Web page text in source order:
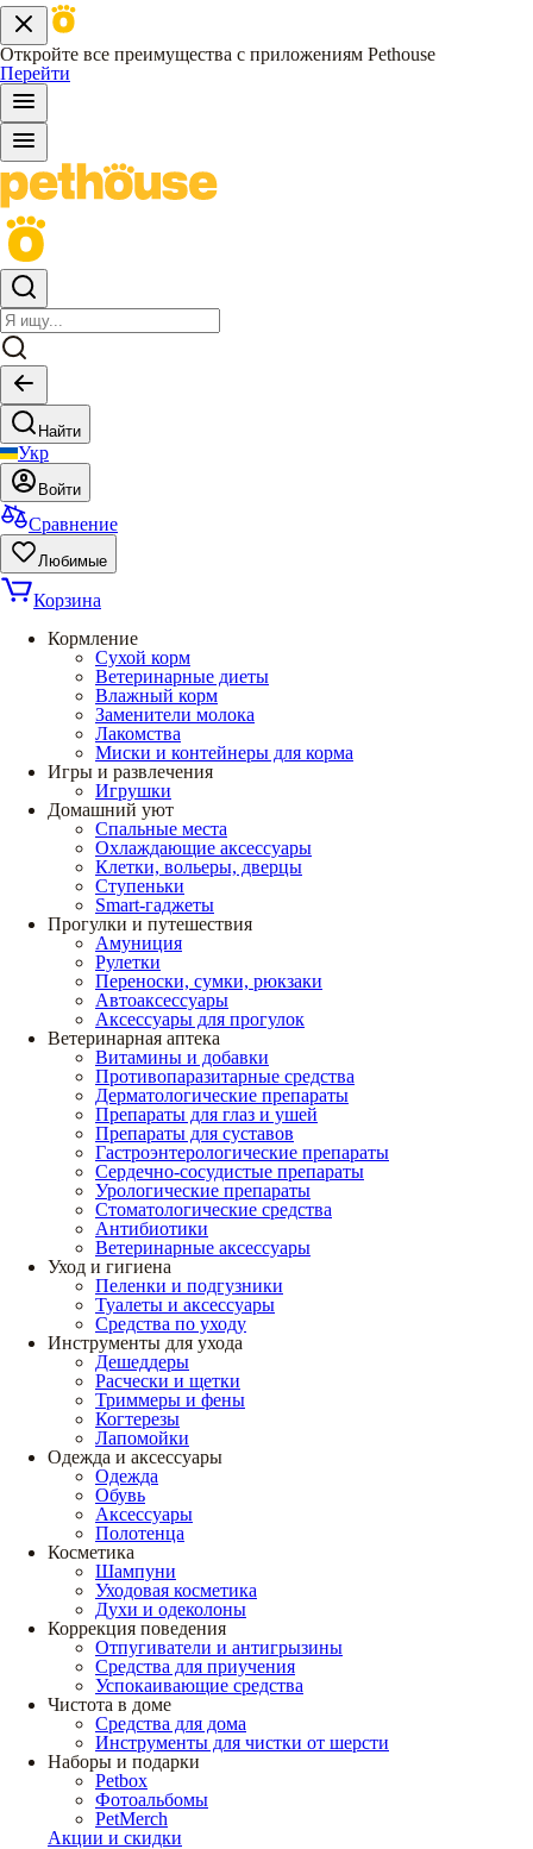
Откройте все преимущества с приложениям Pethouse
Перейти
Найти
Укр
Войти
Сравнение
Любимые
Корзина
Кормление
Сухой корм
Ветеринарные диеты
Влажный корм
Заменители молока
Лакомства
Миски и контейнеры для корма
Игры и развлечения
Игрушки
Домашний уют
Спальные места
Охлаждающие аксессуары
Клетки, вольеры, дверцы
Ступеньки
Smart-гаджеты
Прогулки и путешествия
Амуниция
Рулетки
Переноски, сумки, рюкзаки
Автоаксессуары
Аксессуары для прогулок
Ветеринарная аптека
Витамины и добавки
Противопаразитарные средства
Дерматологические препараты
Препараты для глаз и ушей
Препараты для суставов
Гастроэнтерологические препараты
Сердечно-сосудистые препараты
Урологические препараты
Стоматологические средства
Антибиотики
Ветеринарные аксессуары
Уход и гигиена
Пеленки и подгузники
Туалеты и аксессуары
Средства по уходу
Инструменты для ухода
Дешеддеры
Расчески и щетки
Триммеры и фены
Когтерезы
Лапомойки
Одежда и аксессуары
Одежда
Обувь
Аксессуары
Полотенца
Косметика
Шампуни
Уходовая косметика
Духи и одеколоны
Коррекция поведения
Отпугиватели и антигрызины
Средства для приучения
Успокаивающие средства
Чистота в доме
Средства для дома
Инструменты для чистки от шерсти
Наборы и подарки
Petbox
Фотоальбомы
PetMerch
Акции и скидки